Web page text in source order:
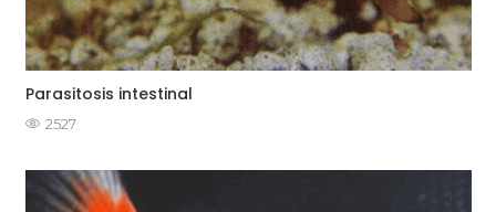
Parasitosis intestinal
2527